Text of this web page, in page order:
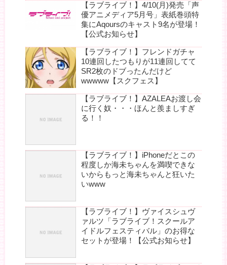
【ラブライブ！】4/10(月)発売「声
優アニメディア5月号」表紙巻頭特
集にAqoursのキャスト9名が登場！
【公式お知らせ】
【ラブライブ！】フレンドガチャ
10連回したつもりが11連回してて
SR2枚のドブったんだけど
wwwww【スクフェス】
【ラブライブ！】AZALEAお渡し会
に行く奴・・・ほんと羨ましすぎ
る！！
【ラブライブ！】iPhoneだとこの
程度しか海未ちゃんを満喫できな
いからもっと海未ちゃんと狂いた
いwww
【ラブライブ！】ヴァイスシュヴ
ァルツ「ラブライブ！スクールア
イドルフェスティバル」のお得な
セットが登場！【公式お知らせ】